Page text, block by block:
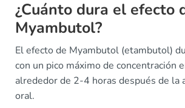
¿Cuánto dura el efecto
Myambutol?
El efecto de Myambutol (etambutol)
con un pico máximo de concentración
alrededor de 2-4 horas después de la
oral.